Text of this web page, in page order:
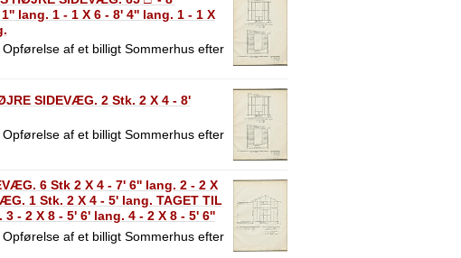
lang. 1 - 1 X 6 - 8' 4'' lang. 1 - 1 X
af et billigt Sommerhus efter
SIDEVÆG. 2 Stk. 2 X 4 - 8'
af et billigt Sommerhus efter
6 Stk 2 X 4 - 7' 6'' lang. 2 - 2 X
1 Stk. 2 X 4 - 5' lang. TAGET TIL
- 2 X 8 - 5' 6' lang. 4 - 2 X 8 - 5' 6''
Længder.af et billigt Sommerhus efter